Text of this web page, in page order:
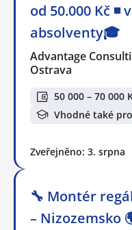
od 50.000 Kč
absolventy🎓
Advantage
Ostrava
50 000 – 70 000
Vhodné také
Zveřejněno: 3. srpna
🔧 Montér
– Nizozemsko